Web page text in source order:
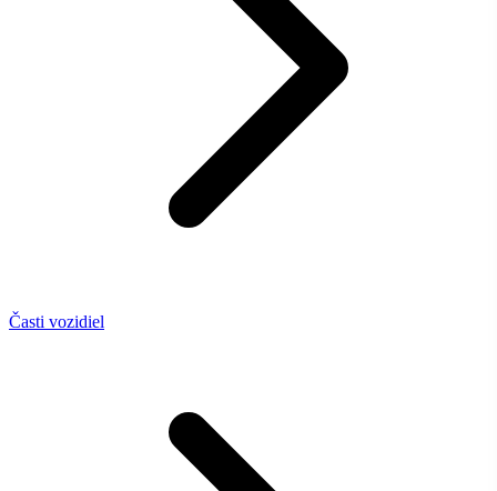
Časti vozidiel